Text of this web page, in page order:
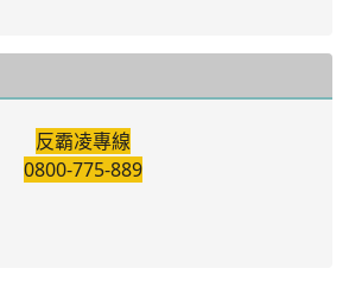
反霸凌專線
0800-775-889